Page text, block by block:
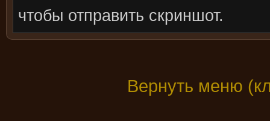
чтобы отправить скриншот.
Вернуть меню